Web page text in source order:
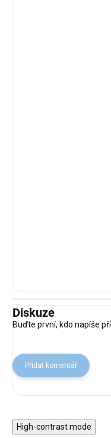
Diskuze
Buďte první, kdo napíše
Přidat komentář
High-contrast mode